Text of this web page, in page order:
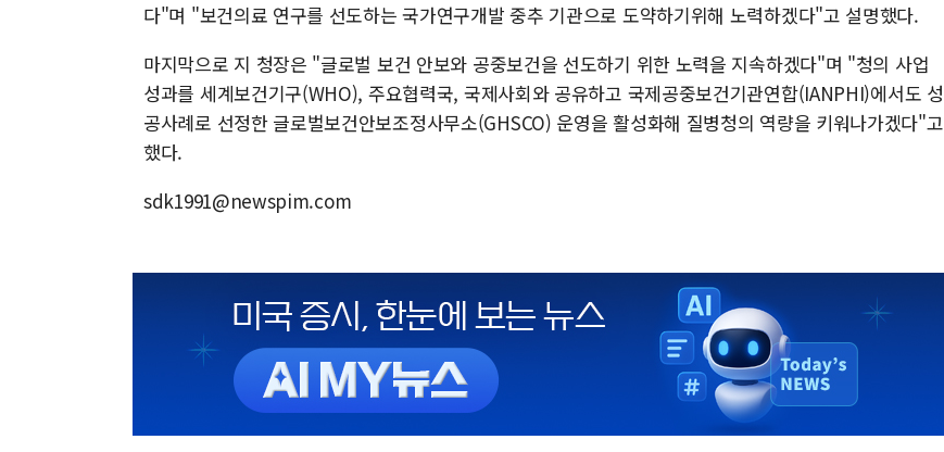
다"며 "보건의료 연구를 선도하는 국가연구개발 중추 기관으로 도약하기위해 노력하겠다"고 설명했다.
마지막으로 지 청장은 "글로벌 보건 안보와 공중보건을 선도하기 위한 노력을 지속하겠다"며 "청의 사업
성과를 세계보건기구(WHO), 주요협력국, 국제사회와 공유하고 국제공중보건기관연합(IANPHI)에서도 성
공사례로 선정한 글로벌보건안보조정사무소(GHSCO) 운영을 활성화해 질병청의 역량을 키워나가겠다"고
했다.
sdk1991@newspim.com